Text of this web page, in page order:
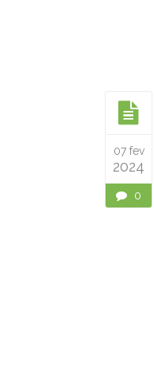
07 fev
2024
0